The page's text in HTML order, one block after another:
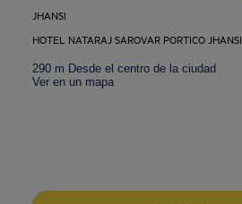
JHANSI
HOTEL NATARAJ SAROVAR PORTICO JHANSI
290 m Desde el centro de la ciudad
Ver en un mapa
Hoteles Braga